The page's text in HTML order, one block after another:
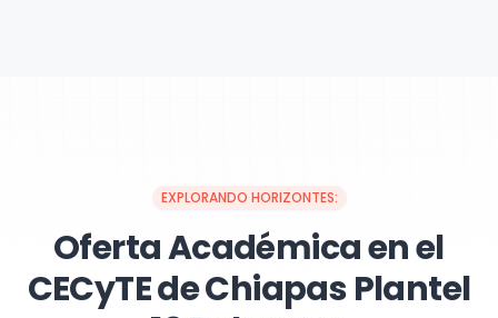
EXPLORANDO HORIZONTES:
Oferta Académica en el
CECyTE de Chiapas Plantel